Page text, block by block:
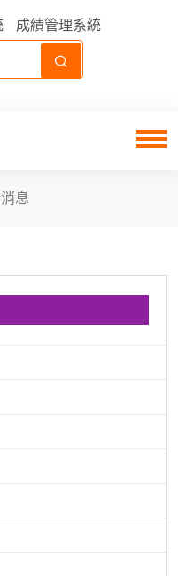
成績管理系統
息